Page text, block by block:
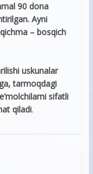
90 dona
Ayni
– bosqich
uskunalar
tarmoqdagi
sifatli
qiladi.